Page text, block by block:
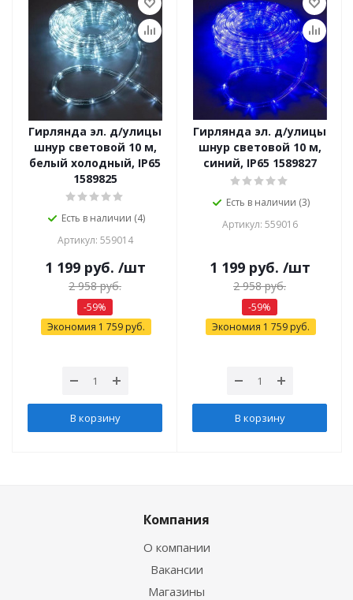
Гирлянда эл. д/улицы
шнур световой 10 м,
белый холодный, IP65
1589825
Есть в наличии (4)
Артикул: 559014
1 199руб. /шт
2 958руб.
-59%
Экономия 1 759 руб.
В корзину
Гирлянда эл. д/улицы
шнур световой 10 м,
синий, IP65 1589827
Есть в наличии (3)
Артикул: 559016
1 199руб. /шт
2 958руб.
-59%
Экономия 1 759 руб.
В корзину
Компания
О компании
Вакансии
Магазины